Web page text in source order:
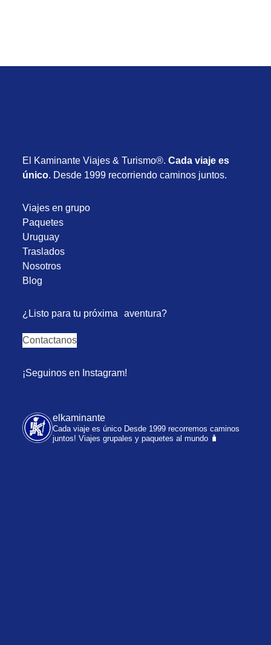
El Kaminante Viajes & Turismo®.Cada viaje es
único. Desde 1999 recorriendo caminos juntos.
Viajes en grupo
Paquetes
Uruguay
Traslados
Nosotros
Blog
¿Listo para tu próxima aventura?
Contactanos
¡Seguinos en Instagram!
elkaminante
Cada viaje es único Desde 1999 recorremos caminos
juntos! Viajes grupales y paquetes al mundo 🧳